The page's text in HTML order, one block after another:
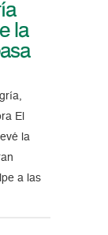
la
El
la
a las